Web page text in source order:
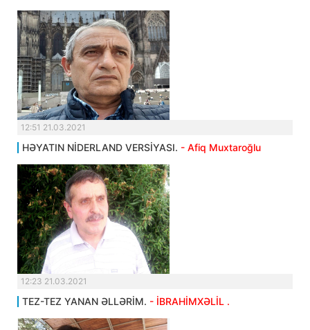
12:51 21.03.2021
HƏYATIN NİDERLAND VERSİYASI. - Afiq Muxtaroğlu
12:23 21.03.2021
TEZ-TEZ YANAN ƏLLƏRİM. - İBRAHİMXƏLİL .